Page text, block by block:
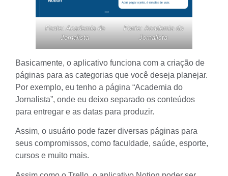
Fonte: Academia do
Jornalista
Fonte: Academia do
Jornalista
Basicamente, o aplicativo funciona com a criação de
páginas para as categorias que você deseja planejar.
Por exemplo, eu tenho a página “Academia do
Jornalista”, onde eu deixo separado os conteúdos
para entregar e as datas para produzir.
Assim, o usuário pode fazer diversas páginas para
seus compromissos, como faculdade, saúde, esporte,
cursos e muito mais.